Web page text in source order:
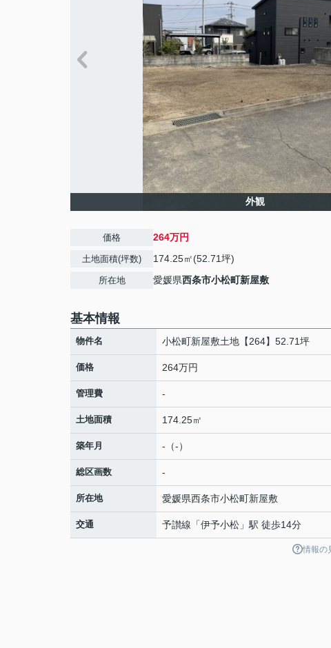
外観
価格 264万円
土地面積(坪数) 174.25㎡(52.71坪)
所在地 愛媛県西条市小松町新屋敷
基本情報
物件名 小松町新屋敷土地【264】52.71坪
価格 264万円
管理費 -
土地面積 174.25㎡
築年月 -（-）
総区画数 -
所在地 愛媛県西条市小松町新屋敷
交通 予讃線 「伊予小松 」駅 徒歩14分
情報の